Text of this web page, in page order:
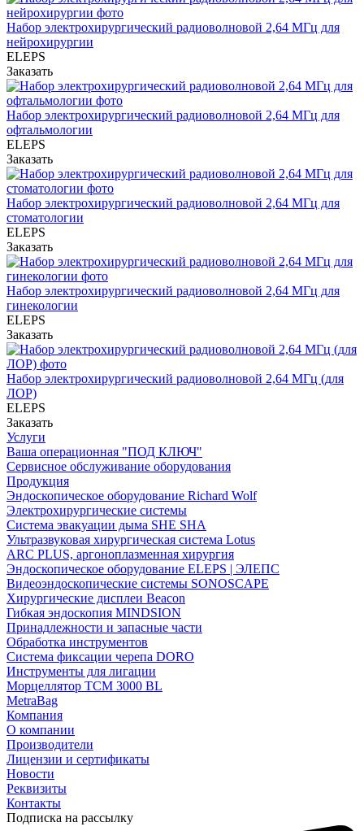
Набор электрохирургический радиоволновой 2,64 МГц для
нейрохирургии
ELEPS
Заказать
Набор электрохирургический радиоволновой 2,64 МГц для
офтальмологии
ELEPS
Заказать
Набор электрохирургический радиоволновой 2,64 МГц для
стоматологии
ELEPS
Заказать
Набор электрохирургический радиоволновой 2,64 МГц для
гинекологии
ELEPS
Заказать
Набор электрохирургический радиоволновой 2,64 МГц (для
ЛОР)
ELEPS
Заказать
Услуги
Ваша операционная "ПОД КЛЮЧ"
Сервисное обслуживание оборудования
Продукция
Эндоскопическое оборудование Richard Wolf
Электрохирургические системы
Система эвакуации дыма SHE SHA
Ультразвуковая хирургическая система Lotus
ARC PLUS, аргоноплазменная хирургия
Эндоскопическое оборудование ELEPS | ЭЛЕПС
Видеоэндоскопические системы SONOSCAPE
Хирургические дисплеи Beacon
Гибкая эндоскопия MINDSION
Принадлежности и запасные части
Обработка инструментов
Система фиксации черепа DORO
Инструменты для лигации
Морцеллятор ТСМ 3000 BL
MetraBag
Компания
О компании
Производители
Лицензии и сертификаты
Новости
Реквизиты
Контакты
Подписка на рассылку